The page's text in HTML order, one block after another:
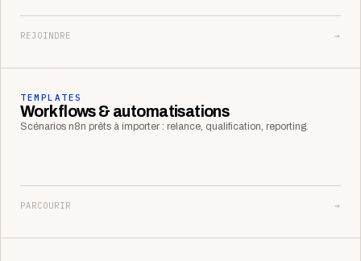
REJOINDRE →
TEMPLATES
Workflows & automatisations
Scénarios n8n prêts à importer : relance, qualification, reporting.
PARCOURIR →